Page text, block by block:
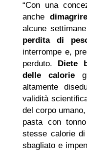
“Con una
anche
alcune
perdita di
interrompe e,
perduto. Diete
delle calorie
altamente
validità
del corpo
pasta con
stesse calorie
sbagliato e